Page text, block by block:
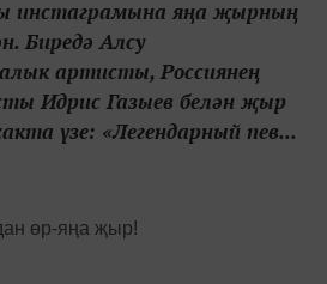
инстаграмына яңа җырның
Биредә Алсу
артисты, Россиянең
Идрис Газыев белән җыр
үзе: «Легендарный пев...